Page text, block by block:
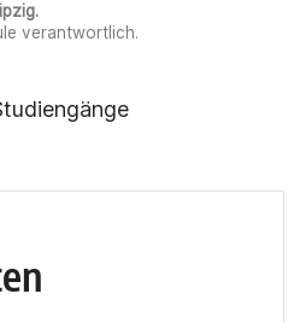
.
verantwortlich.